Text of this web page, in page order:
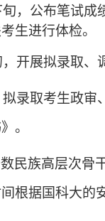
旬，公布笔试成
生进行体检。
，开展拟录取、
拟录取考生政审
。
民族高层次骨
根据国科大的